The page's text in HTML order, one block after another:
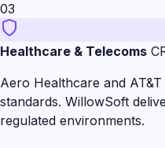
03
Healthcare & Telecoms
Aero Healthcare and
standards. WillowSoft
regulated environments.